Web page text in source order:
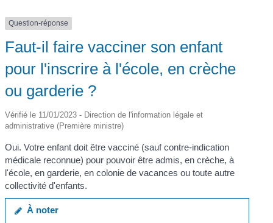
Question-réponse
Faut-il faire vacciner son enfant
pour l'inscrire à l'école, en crèche
ou garderie ?
Vérifié le 11/01/2023 - Direction de l'information légale et
administrative (Première ministre)
Oui. Votre enfant doit être vacciné (sauf contre-indication
médicale reconnue) pour pouvoir être admis, en crèche, à
l'école, en garderie, en colonie de vacances ou toute autre
collectivité d'enfants.
À noter